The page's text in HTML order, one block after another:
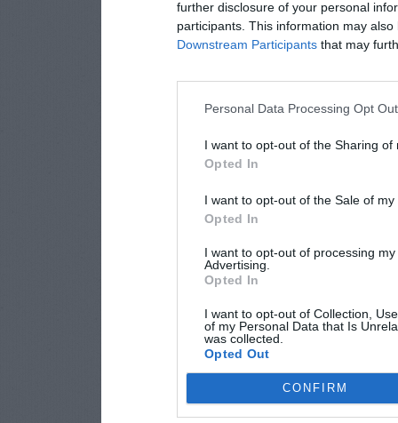
further disclosure of your personal
participants. This information may
Downstream Participants that may
Personal Data Processing Opt
I want to opt-out of the Sharing of
Opted In
I want to opt-out of the Sale of
Opted In
I want to opt-out of processing
Advertising.
Opted In
I want to opt-out of Collection,
of my Personal Data that Is
was collected.
Opted Out
CONFIRM